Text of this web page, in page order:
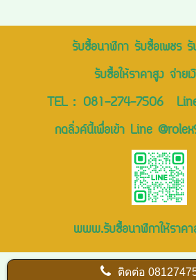
รับซื้อนาฬิกา รับซื้อเพชร
รับซื้อให้ราคาสูง จ่ายเ
TEL : 081-274-7506
กดลิ่งค์นี้เพื่อเข้า Line
www.รับซื้อนาฬิกาให้ราค
ติดต่อ